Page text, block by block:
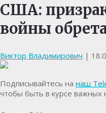
США:
войны
Виктор Владимирович |
Подписывайтесь на наш
чтобы быть в курсе важных